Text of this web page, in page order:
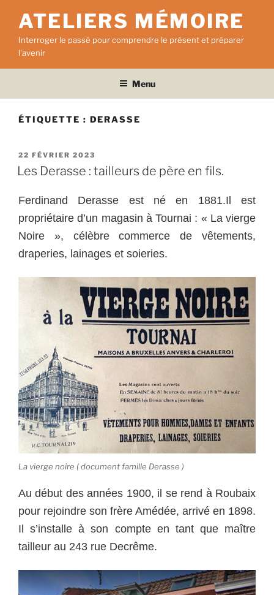
contenu
principal
ATELIERS MÉMOIRE
Interroger le passé pour comprendre le présent et préparer
l'avenir
Menu
ÉTIQUETTE : DERASSE
PUBLIÉ
LE
22 FÉVRIER 2023
Les Derasse : tailleurs de père en fils.
Ferdinand Derasse est né en 1881.Il est
propriétaire d’un magasin à Tournai : « La vierge
Noire », célèbre commerce de vêtements,
draperies, lainages et soieries.
La vierge noire ( document famille Derasse )
Au début des années 1900, il se rend à Roubaix
pour rejoindre son frère Amédée, arrivé en 1898.
Il s’installe à son compte en tant que maître
tailleur au 243 rue Decrême.